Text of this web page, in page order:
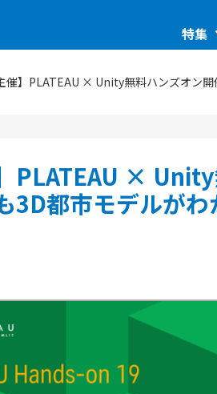
特集
特別編集版「ASCII STARTUP
オーストリア・ウィーン開催の分散型ス
プフェス
向けた研究、技術 大学発スタートアップ
ノベーション入門：手引きと実践ガイド
教育
催】PLATEAU × Unity無料ハンズオン
PLATEAU ×
3D都市モデルがわ